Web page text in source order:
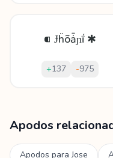
⁌ Ɉḧõǡɲḯ ✱
+137 -975
Apodos
Apodos paraJose